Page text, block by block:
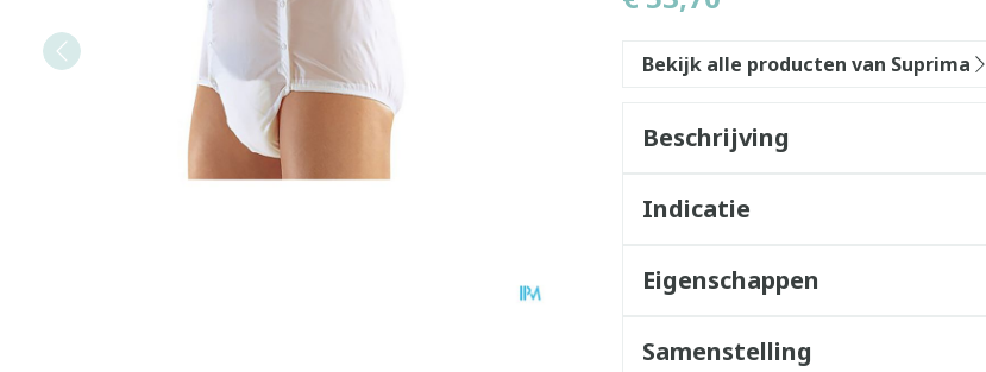
Bekijk alle producten van Suprima
Beschrijving
Indicatie
Eigenschappen
Samenstelling